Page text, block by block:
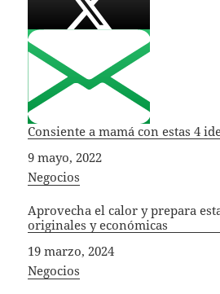
Consiente a mamá con estas 4
Fecha
9 mayo, 2022
In relation to
Negocios
Aprovecha el calor y prepara
originales y económicas
Fecha
19 marzo, 2024
In relation to
Negocios